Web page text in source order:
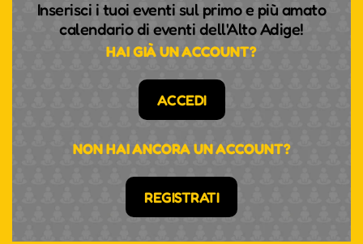
Inserisci i tuoi eventi sul primo e più amato
calendario di eventi dell'Alto Adige!
HAI GIÀ UN ACCOUNT?
ACCEDI
NON HAI ANCORA UN ACCOUNT?
REGISTRATI